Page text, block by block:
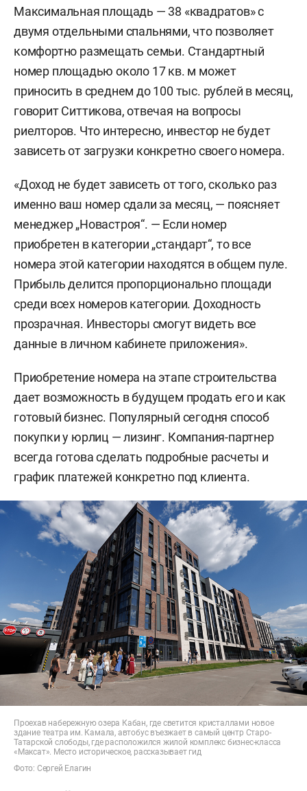
Максимальная площадь — 38 «квадратов» с
двумя отдельными спальнями, что позволяет
комфортно размещать семьи. Стандартный
номер площадью около 17 кв. м может
приносить в среднем до 100 тыс. рублей в месяц,
говорит Ситтикова, отвечая на вопросы
риелторов. Что интересно, инвестор не будет
зависеть от загрузки конкретно своего номера.
«Доход не будет зависеть от того, сколько раз
именно ваш номер сдали за месяц, — поясняет
менеджер „Новастроя“. — Если номер
приобретен в категории „стандарт“, то все
номера этой категории находятся в общем пуле.
Прибыль делится пропорционально площади
среди всех номеров категории. Доходность
прозрачная. Инвесторы смогут видеть все
данные в личном кабинете приложения».
Приобретение номера на этапе строительства
дает возможность в будущем продать его и как
готовый бизнес. Популярный сегодня способ
покупки у юрлиц — лизинг. Компания-партнер
всегда готова сделать подробные расчеты и
график платежей конкретно под клиента.
Проехав набережную озера Кабан, где светится кристаллами новое
здание театра им. Камала, автобус въезжает в самый центр Старо-
Татарской слободы, где расположился жилой комплекс бизнес-класса
«Максат». Место историческое, рассказывает гид
Фото: Сергей Елагин